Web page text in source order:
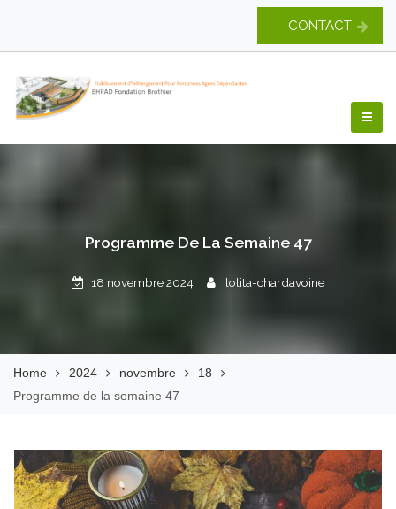
content
CONTACT
Programme De La Semaine 47
18 novembre 2024 lolita-chardavoine
Home 2024 novembre
18
Programme de la semaine 47